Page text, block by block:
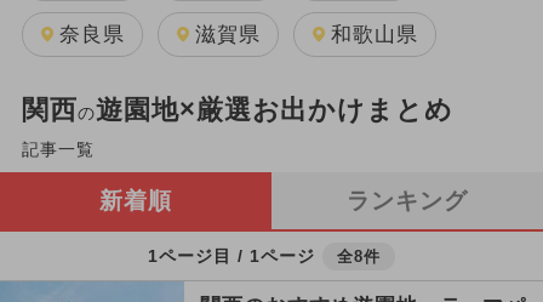
奈良県 滋賀県 和歌山県
関西の遊園地×厳選お出かけまとめ
記事一覧
新着順 ランキング
1ページ目 / 1ページ 全8件